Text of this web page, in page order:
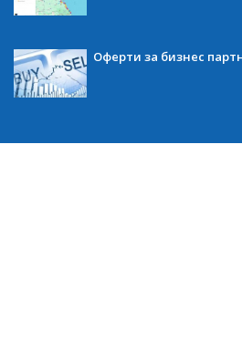
Оферти за бизнес